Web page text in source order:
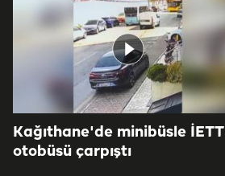
Kağıthane'de minibüsle İETT
otobüsü çarpıştı